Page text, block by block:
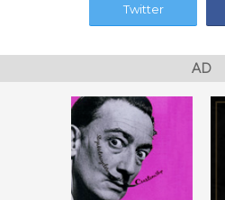
Twitter
AD